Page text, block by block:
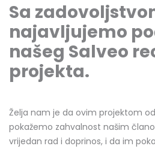
Sa
najavljujemo
našeg Salveo
projekta.
Želja nam je da ovim projektom
pokažemo zahvalnost našim
vrijedan rad i doprinos, i da im